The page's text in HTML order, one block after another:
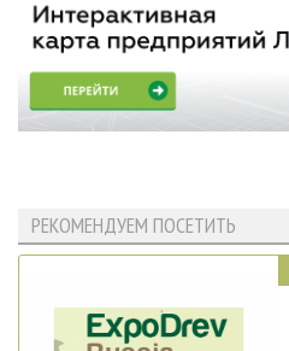
РЕКОМЕНДУЕМ ПОСЕТИТЬ